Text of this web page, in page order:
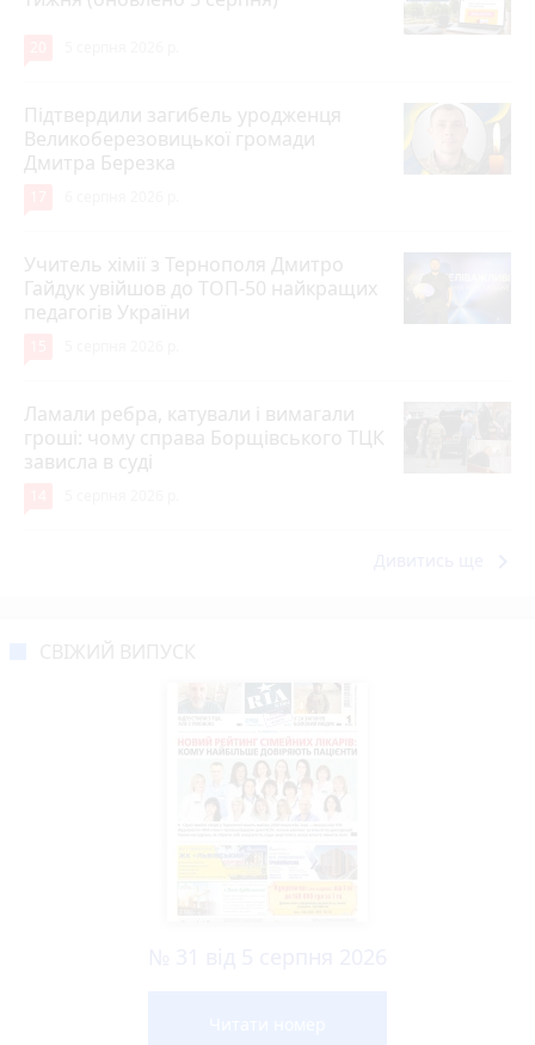
Підтвердили загибель уродженця
Великоберезовицької громади
Дмитра Березка
Учитель хімії з Тернополя Дмитро
Гайдук увійшов до ТОП-50 найкращих
педагогів України
Ламали ребра, катували і вимагали
гроші: чому справа Борщівського ТЦК
зависла в суді